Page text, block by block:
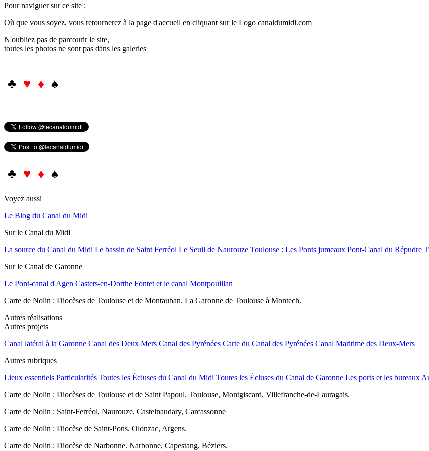
Pour naviguer sur ce site :
Où que vous soyez, vous retournerez à la page d'accueil en cliquant sur le Logo canaldumidi.com
N'oubliez pas de parcourir le site,
toutes les photos ne sont pas dans les galeries
♣ ♥ ♦ ♠
♣ ♥ ♦ ♠
Voyez aussi
Le Blog du Canal du Midi
Sur le Canal du Midi
La source du Canal du Midi Le bassin de Saint Ferréol Le Seuil de Naurouze Toulouse : Les Ponts jumeaux Pont-Canal du Répudre
Sur le Canal de Garonne
Le Pont-canal d'Agen Castets-en-Dorthe Fontet et le canal Montpouillan
Carte de Nolin : Diocèses de Toulouse et de Montauban. La Garonne de Toulouse à Montech.
Autres réalisations
Autres projets
Canal latéral à la Garonne Canal des Deux Mers Canal des Pyrénées Carte du Canal des Pyrénées Canal Maritime des Deux-Mers
Autres rubriques
Lieux essentiels Particularités Toutes les Écluses du Canal du Midi Toutes les Écluses du Canal de Garonne Les ports et les bureaux
Carte de Nolin : Diocèses de Toulouse et de Saint Papoul. Toulouse, Montgiscard, Villefranche-de-Lauragais.
Carte de Nolin : Saint-Ferréol, Naurouze, Castelnaudary, Carcassonne
Carte de Nolin : Diocèse de Saint-Pons. Olonzac, Argens.
Carte de Nolin : Diocèse de Narbonne. Narbonne, Capestang, Béziers.